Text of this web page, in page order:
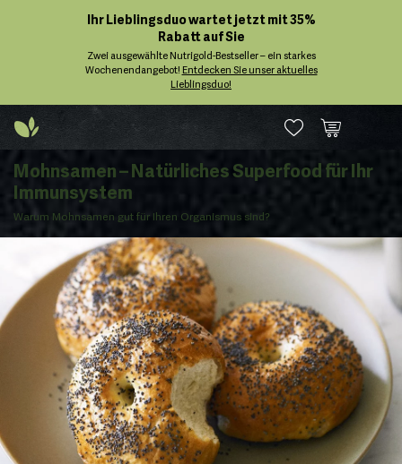
Ihr Lieblingsduo wartet jetzt mit 35%
Rabatt auf Sie
Zwei ausgewählte Nutrigold-Bestseller – ein starkes
Wochenendangebot! Entdecken Sie unser aktuelles
Lieblingsduo!
Mohnsamen – Natürliches Superfood für Ihr
Immunsystem
Warum Mohnsamen gut für Ihren Organismus sind?